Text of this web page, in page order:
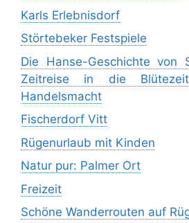
Karls Erlebnisdorf
Störtebeker Festspiele
Die Hanse-Geschichte von
Zeitreise in die
Handelsmacht
Fischerdorf Vitt
Rügenurlaub mit Kinden
Natur pur: Palmer Ort
Freizeit
Schöne Wanderrouten auf